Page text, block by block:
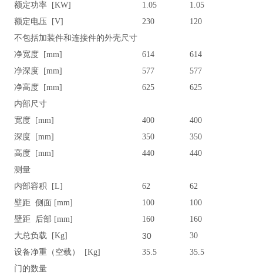
额定功率 [KW]
1.05
1.05
额定电压 [V]
230
120
不包括加装件和连接件的外壳尺寸
净宽度 [mm]
614
614
净深度 [mm]
577
577
净高度 [mm]
625
625
内部尺寸
宽度 [mm]
400
400
深度 [mm]
350
350
高度 [mm]
440
440
测量
内部容积 [L]
62
62
壁距 侧面 [mm]
100
100
壁距 后部 [mm]
160
160
大总负载 [Kg]
30
30
设备净重（空载） [Kg]
35.5
35.5
门的数量